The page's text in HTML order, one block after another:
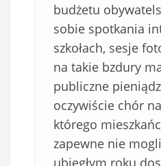
budżetu
sobie spotkania
szkołach, sesje
na takie bzdury
publiczne
oczywiście chór
którego
zapewne nie
ubiegłym roku